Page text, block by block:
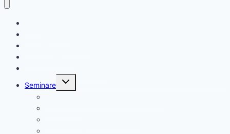
Seminare
Untermenü
umschalten